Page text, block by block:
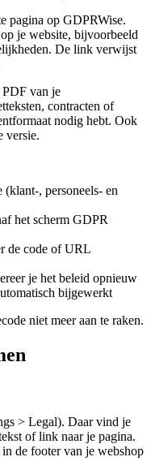
pagina op GDPRWise.
je website, bijvoorbeeld
De link verwijst
van je
contracten of
nodig hebt. Ook
versie.
, personeels- en
het scherm GDPR
de code of URL
je het beleid opnieuw
bijgewerkt
niet meer aan te raken.
> Legal). Daar vind je
of link naar je pagina.
de footer van je webshop